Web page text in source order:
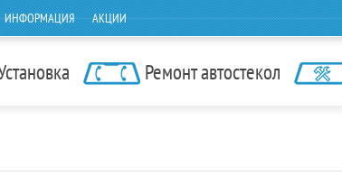
ИНФОРМАЦИЯ АКЦИИ
Ремонт автостекол